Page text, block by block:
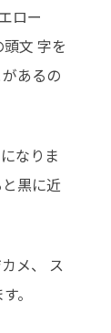
ロー
文 字を
あるの
なりま
黒に近
メ、 ス
。